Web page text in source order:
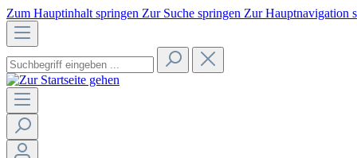
Zum Hauptinhalt springen Zur Suche springen Zur Hauptnavigation